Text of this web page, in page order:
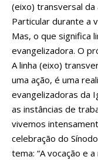
(eixo) transversal da
Particular durante a
Mas, o que significa
evangelizadora. O
A linha (eixo)
uma ação, é uma
evangelizadoras da
as instâncias de
vivemos
celebração do
tema: “A vocação e